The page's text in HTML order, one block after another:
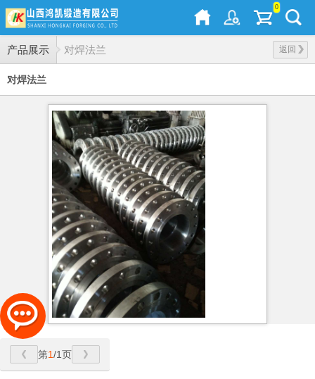
0
产品展示 返回
对焊法兰
对焊法兰
第1/1页